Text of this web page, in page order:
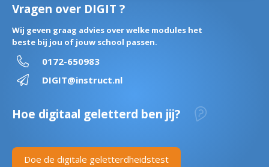
Vragen over DIGIT ?
Wij geven graag advies over welke modules het
beste bij jou of jouw school passen.
0172-650983
DIGIT@instruct.nl
Hoe digitaal geletterd ben jij?
Doe de digitale geletterdheidstest